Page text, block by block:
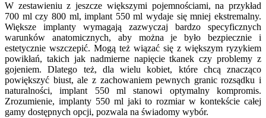
W zestawieniu z jeszcze większymi pojemnościami, na przykład
700 ml czy 800 ml, implant 550 ml wydaje się mniej ekstremalny.
Większe implanty wymagają zazwyczaj bardzo specyficznych
warunków anatomicznych, aby można je było bezpiecznie i
estetycznie wszczepić. Mogą też wiązać się z większym ryzykiem
powikłań, takich jak nadmierne napięcie tkanek czy problemy z
gojeniem. Dlatego też, dla wielu kobiet, które chcą znacząco
powiększyć biust, ale z zachowaniem pewnych granic rozsądku i
naturalności, implant 550 ml stanowi optymalny kompromis.
Zrozumienie, implanty 550 ml jaki to rozmiar w kontekście całej
gamy dostępnych opcji, pozwala na świadomy wybór.